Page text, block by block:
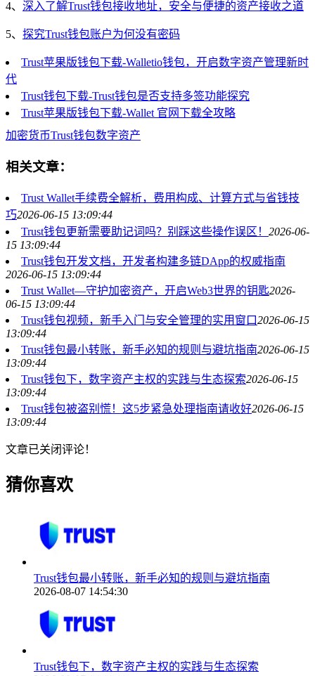
4、 深入了解Trust钱包接收地址，安全与便捷的资产接收之道
5、 探究Trust钱包账户为何没有密码
Trust苹果版钱包下载-Walletio钱包，开启数字资产管理新时
代
Trust钱包下载-Trust钱包是否支持多签功能探究
Trust苹果版钱包下载-Wallet 官网下载全攻略
加密货币Trust钱包数字资产
相关文章：
Trust Wallet手续费全解析，费用构成、计算方式与省钱技
巧2026-06-15 13:09:44
Trust钱包更新需要助记词吗？别踩这些操作误区！ 2026-06-
15 13:09:44
Trust钱包开发文档，开发者构建多链DApp的权威指南
2026-06-15 13:09:44
Trust Wallet—守护加密资产，开启Web3世界的钥匙2026-
06-15 13:09:44
Trust钱包视频，新手入门与安全管理的实用窗口2026-06-15
13:09:44
Trust钱包最小转账，新手必知的规则与避坑指南2026-06-15
13:09:44
Trust钱包下，数字资产主权的实践与生态探索2026-06-15
13:09:44
Trust钱包被盗别慌！这5步紧急处理指南请收好2026-06-15
13:09:44
文章已关闭评论！
猜你喜欢
Trust钱包最小转账，新手必知的规则与避坑指南
2026-08-07 14:54:30
Trust钱包下，数字资产主权的实践与生态探索